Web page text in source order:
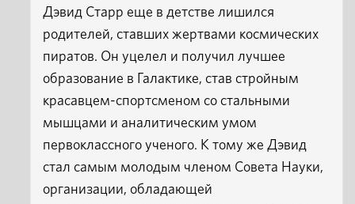
Дэвид Старр еще в детстве лишился
родителей, ставших жертвами космических
пиратов. Он уцелел и получил лучшее
образование в Галактике, став стройным
красавцем-спортсменом со стальными
мышцами и аналитическим умом
первоклассного ученого. К тому же Дэвид
стал самым молодым членом Совета Науки,
организации, обладающей